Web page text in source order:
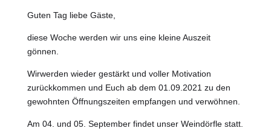
Guten Tag liebe Gäste,
diese Woche werden wir uns eine kleine Auszeit
gönnen.
Wirwerden wieder gestärkt und voller Motivation
zurückkommen und Euch ab dem 01.09.2021 zu den
gewohnten Öffnungszeiten empfangen und verwöhnen.
Am 04. und 05. September findet unser Weindörfle statt.